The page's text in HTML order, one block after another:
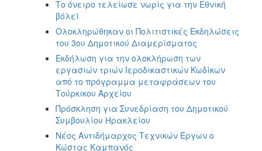
Το όνειρο τελείωσε νωρίς για την Εθνική
βόλεϊ
Ολοκληρώθηκαν οι Πολιτιστικές Εκδηλώσεις
του 3ου Δημοτικού Διαμερίσματος
Εκδήλωση για την ολοκλήρωση των
εργασιών τριών Ιεροδικαστικών Κωδίκων
από το πρόγραμμα μεταφράσεων του
Τούρκικου Αρχείου
Πρόσκληση για Συνεδρίαση του Δημοτικού
Συμβουλίου Ηρακλείου
Νέος Aντιδήμαρχος Τεχνικών Έργων ο
Κώστας Καμπανός